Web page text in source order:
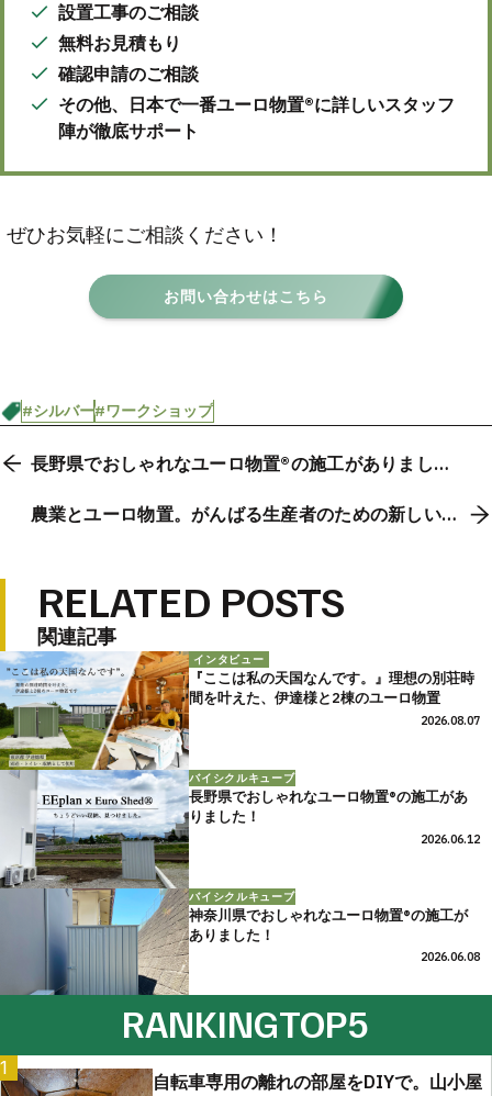
設置工事のご相談
無料お見積もり
確認申請のご相談
その他、日本で一番ユーロ物置®に詳しいスタッフ
陣が徹底サポート
ぜひお気軽にご相談ください！
お問い合わせはこちら
#シルバー#ワークショップ
長野県でおしゃれなユーロ物置®の施工がありまし
農業とユーロ物置。がんばる生産者のための新しい提
RELATED POSTS
関連記事
インタビュー
『ここは私の天国なんです。』理想の別荘時
間を叶えた、伊達様と2棟のユーロ物置
2026.08.07
バイシクルキューブ
長野県でおしゃれなユーロ物置®の施工があ
りました！
2026.06.12
バイシクルキューブ
神奈川県でおしゃれなユーロ物置®の施工が
ありました！
2026.06.08
RANKINGTOP5
1
自転車専用の離れの部屋をDIYで。山小屋